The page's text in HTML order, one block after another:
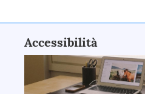
Accessibilità